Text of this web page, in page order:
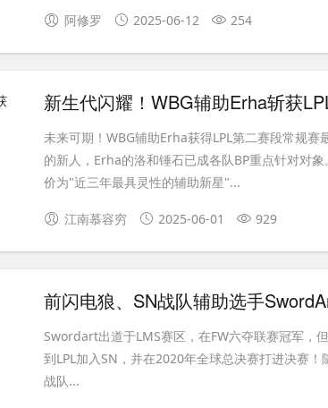
阿修罗 2025-06-12 254
未来可期！WBG辅助Erha获得LPL第二赛段常规
的新人，Erha的洛和锤石已成各队BP重点针对对
价为"近三年最具灵性的辅助新星"...
江南慕容穷 2025-06-01 929
前闪电狼、SN战队辅助选手
Swordart出道于LMS赛区，在FW六夺联赛冠军，
到LPL加入SN，并在2020年全球总决赛打进决赛
战队...